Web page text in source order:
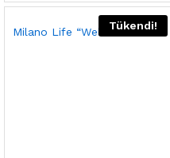
Tükendi!
Milano Life “Wellness” Baza